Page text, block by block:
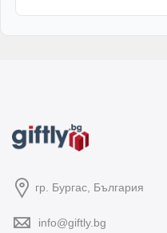
гр. Бургас, България
info@giftly.bg